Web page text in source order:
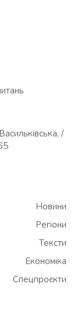
/
Новини
Регіони
Тексти
Економіка
Спецпроєкти